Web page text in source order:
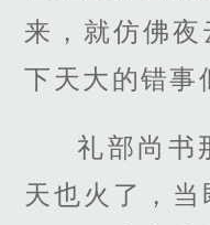
来，就仿佛
下天大的错事
礼部尚书
天也火了，当